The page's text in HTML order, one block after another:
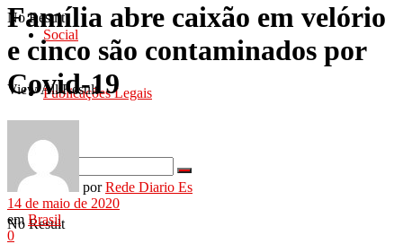
Social
Publicações Legais
No Result
No Result
View All Result
Família abre caixão em velório
e cinco são contaminados por
Covid-19
por Rede Diario Es
14 de maio de 2020
em Brasil
0